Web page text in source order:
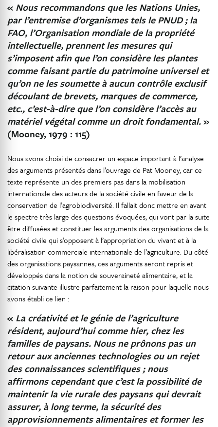
« Nous recommandons que les Nations Unies,
par l’entremise d’organismes tels le PNUD ; la
FAO, l’Organisation mondiale de la propriété
intellectuelle, prennent les mesures qui
s’imposent afin que l’on considère les plantes
comme faisant partie du patrimoine universel et
qu’on ne les soumette à aucun contrôle exclusif
découlant de brevets, marques de commerce,
etc., c’est-à-dire que l’on considère l’accès au
matériel végétal comme un droit fondamental.»
(Mooney, 1979 : 115)
Nous avons choisi de consacrer un espace important à l’analyse
des arguments présentés dans l’ouvrage de Pat Mooney, car ce
texte représente un des premiers pas dans la mobilisation
internationale des acteurs de la société civile en faveur de la
conservation de l’agrobiodiversité. Il fallait donc mettre en avant
le spectre très large des questions évoquées, qui vont par la suite
être diffusées et constituer les arguments des organisations de la
société civile qui s’opposent à l’appropriation du vivant et à la
libéralisation commerciale internationale de l’agriculture. Du côté
des organisations paysannes, ces arguments seront repris et
développés dans la notion de souveraineté alimentaire, et la
citation suivante illustre parfaitement la raison pour laquelle nous
avons établi ce lien :
« La créativité et le génie de l’agriculture
résident, aujourd’hui comme hier, chez les
familles de paysans. Nous ne prônons pas un
retour aux anciennes technologies ou un rejet
des connaissances scientifiques ; nous
affirmons cependant que c’est la possibilité de
maintenir la vie rurale des paysans qui devrait
assurer, à long terme, la sécurité des
approvisionnements alimentaires et former les